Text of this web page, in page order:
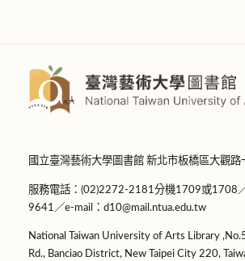
國立臺灣藝術大學圖書館 新北市板橋區大觀路
服務電話：(02)2272-2181分機1709或1708
9641／e-mail：d10@mail.ntua.edu.tw
National Taiwan University of Arts Library
Rd., Banciao District, New Taipei City 220,